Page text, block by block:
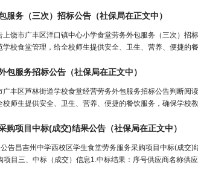
服务（三次）招标公告（社保局在正文中）
饶市广丰区洋口镇中心小学食堂劳务外包服务（三次）招
校食堂管理，给全校师生提供安全、卫生、营养、便捷的餐
包服务招标公告（社保局在正文中）
丰区芦林街道学校食堂经营劳务外包服务招标公告判断阅
师生提供安全、卫生、营养、便捷的餐饮服务，确保学校教..
购项目中标(成交)结果公告（社保局在正文中）
告昌吉州中学西校区学生食堂劳务服务采购项目中标(成交
目三、中标（成交）信息1.中标结果：序号供应商名称供应